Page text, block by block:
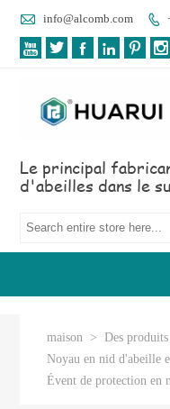
 info@alcomb.com 
     
Le principal
d'abeilles dans le
maison > Des produits
Noyau en nid d'abeille
Évent de protection en